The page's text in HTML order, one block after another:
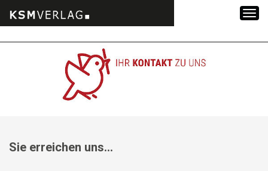
Sie erreichen uns...